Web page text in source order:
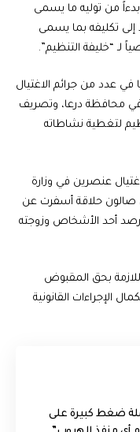
بدءاً من توليه ما يسمى
إلى تكليفه بما يسمى
لـ “خليفة التنظيم”.
عدد من جرائم الاغتيال
محافظة درعا، وتصريف
لتغطية نشاطاته
عنصرين في وزارة
صالون حلاقة أسفرت عن
أحد الأشخاص وزوجته
بحق المقبوض
الإجراءات القانونية
ضغط كبيرة على